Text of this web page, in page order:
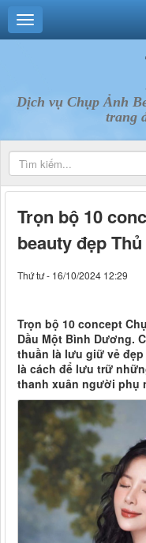
Dịch vụ Chụp Ảnh
trang
Trọn bộ 10
beauty đẹp
Thứ tư - 16/10/2024 12:29
Trọn bộ 10 concept
Dầu Một Bình Dương.
thuần là lưu giữ vẻ
là cách để lưu trữ
thanh xuân người phụ